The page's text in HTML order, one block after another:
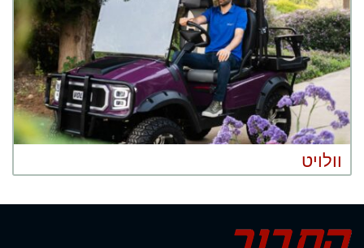
וולויט